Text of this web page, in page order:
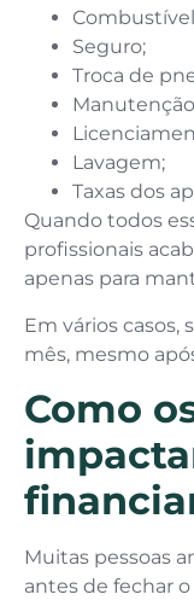
Seguro;
Troca de
Lavagem;
Taxas dos
Quando todos
profissionais
apenas para
Em vários
mês, mesmo
Como
Muitas pessoas
antes de fechar